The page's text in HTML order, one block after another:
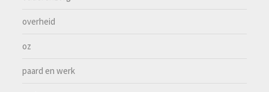
overheid
oz
paard en werk